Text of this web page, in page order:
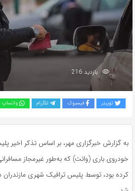
بازدید 216
توییتر فیسبوک تلگرام واتساپ
به گزارش خبرگزاری مهر، بر اساس تذکر اخیر
خودروی باری (وانت) که به‌طور غیرمجاز
کرده بود، توسط پلیس ترافیک شهری مازندران